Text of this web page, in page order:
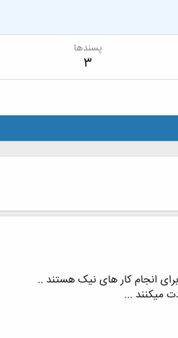
پسندها
3
انجام کار های نیک هستند ..
میکنند ...